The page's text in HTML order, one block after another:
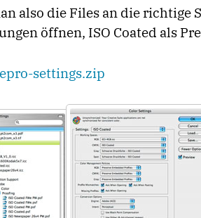
also die Files an die richtige
öffnen, ISO Coated als
settings.zip